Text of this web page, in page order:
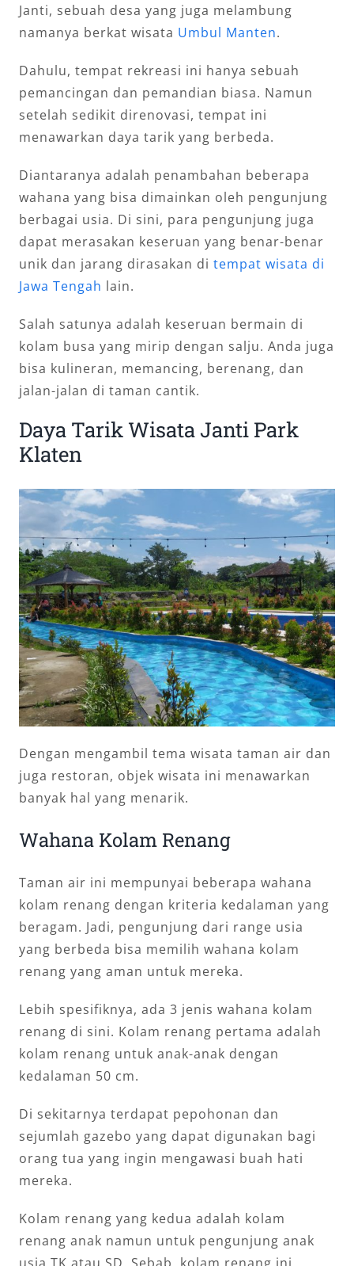
Janti, sebuah desa yang juga melambung
namanya berkat wisata Umbul Manten.
Dahulu, tempat rekreasi ini hanya sebuah
pemancingan dan pemandian biasa. Namun
setelah sedikit direnovasi, tempat ini
menawarkan daya tarik yang berbeda.
Diantaranya adalah penambahan beberapa
wahana yang bisa dimainkan oleh pengunjung
berbagai usia. Di sini, para pengunjung juga
dapat merasakan keseruan yang benar-benar
unik dan jarang dirasakan di tempat wisata di
Jawa Tengah lain.
Salah satunya adalah keseruan bermain di
kolam busa yang mirip dengan salju. Anda juga
bisa kulineran, memancing, berenang, dan
jalan-jalan di taman cantik.
Daya Tarik Wisata Janti Park
Klaten
Dengan mengambil tema wisata taman air dan
juga restoran, objek wisata ini menawarkan
banyak hal yang menarik.
Wahana Kolam Renang
Taman air ini mempunyai beberapa wahana
kolam renang dengan kriteria kedalaman yang
beragam. Jadi, pengunjung dari range usia
yang berbeda bisa memilih wahana kolam
renang yang aman untuk mereka.
Lebih spesifiknya, ada 3 jenis wahana kolam
renang di sini. Kolam renang pertama adalah
kolam renang untuk anak-anak dengan
kedalaman 50 cm.
Di sekitarnya terdapat pepohonan dan
sejumlah gazebo yang dapat digunakan bagi
orang tua yang ingin mengawasi buah hati
mereka.
Kolam renang yang kedua adalah kolam
renang anak namun untuk pengunjung anak